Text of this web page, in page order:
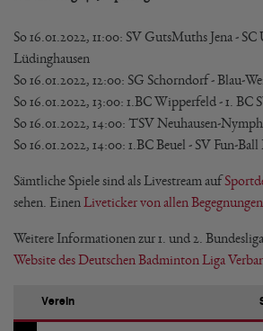
So 16.01.2022, 11:00: SV GutsMuths Jena -
Lüdinghausen
So 16.01.2022, 12:00: SG Schorndorf - Blau-
So 16.01.2022, 13:00: 1.BC Wipperfeld - 1.
So 16.01.2022, 14:00: TSV Neuhausen-
So 16.01.2022, 14:00: 1.BC Beuel - SV Fun-
Sämtliche Spiele sind als Livestream auf
sehen. Einen Liveticker von allen Begegnungen
Weitere Informationen zur 1. und 2.
Website des Deutschen Badminton Liga
Verein